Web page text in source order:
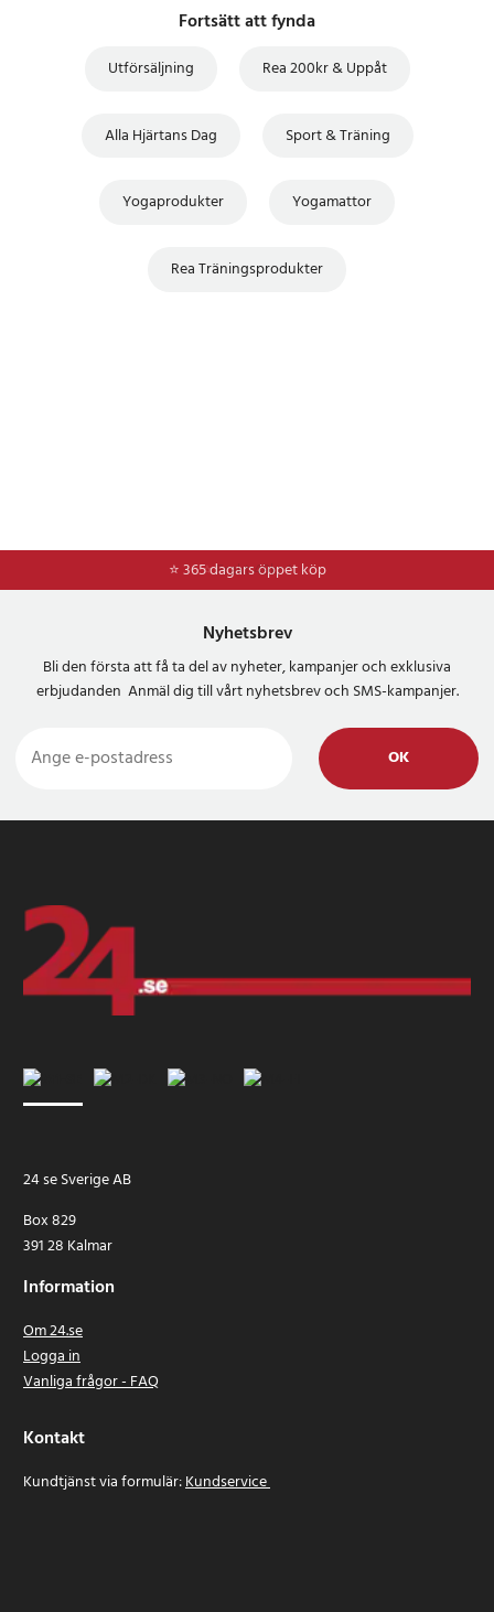
Fortsätt att fynda
Utförsäljning Rea 200kr & Uppåt
Alla Hjärtans Dag Sport & Träning
Yogaprodukter Yogamattor
Rea Träningsprodukter
⭐ 365 dagars öppet köp
⭐Frakt 49kr *
Nyhetsbrev
Bli den första att få ta del av nyheter, kampanjer och exklusiva
erbjudanden Anmäl dig till vårt nyhetsbrev och SMS-kampanjer.
OK
24 se Sverige AB
Box 829
391 28 Kalmar
Information
Om 24.se
Logga in
Vanliga frågor - FAQ
Kontakt
Kundtjänst via formulär:Kundservice